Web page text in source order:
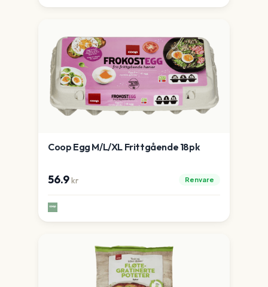
Coop Egg M/L/XL Frittgående 18pk
56.9kr Renvare